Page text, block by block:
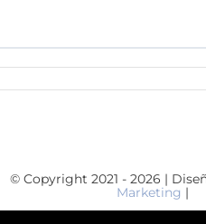
© Copyright 2021 - 2026 |
Marketing |